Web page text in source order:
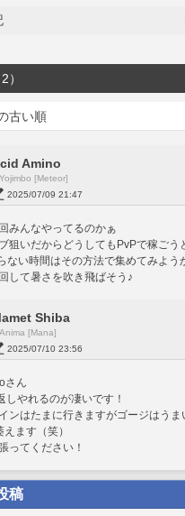
）
Amino
Yojimbo [Meteor]
2025/07/09 21:47
みんなやってるのかぁ
狙いだからどうしてもPvPで稼ごう
ない時間はその方法で集めてみよう
して暑さを吹き飛ばそう♪
Shiba
Anima [Mana]
2025/07/10 23:56
さん
しやれるのが凄いです！
ンはたまに行きますがゴージはう
ます（笑）
ってください！
稿